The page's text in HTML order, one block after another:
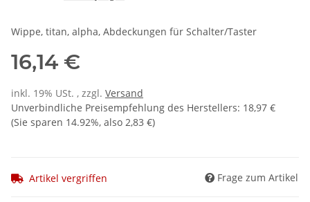
Wippe, titan, alpha, Abdeckungen für Schalter/Taster
16,14 €
inkl. 19% USt. , zzgl. Versand
Unverbindliche Preisempfehlung des Herstellers: 18,97 €
(Sie sparen 14.92%, also 2,83 €)
Artikel vergriffen Frage zum Artikel